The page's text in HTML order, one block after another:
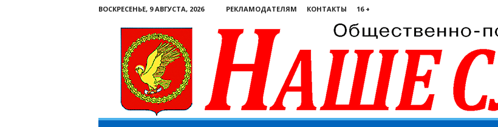
ВОСКРЕСЕНЬЕ, 9 АВГУСТА, 2026 РЕКЛАМОДАТЕЛЯМ КОНТАКТЫ 16 +